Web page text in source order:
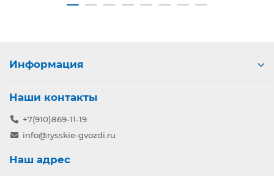
Информация
Наши контакты
+7(910)869-11-19
info@rysskie-gvozdi.ru
Наш адрес